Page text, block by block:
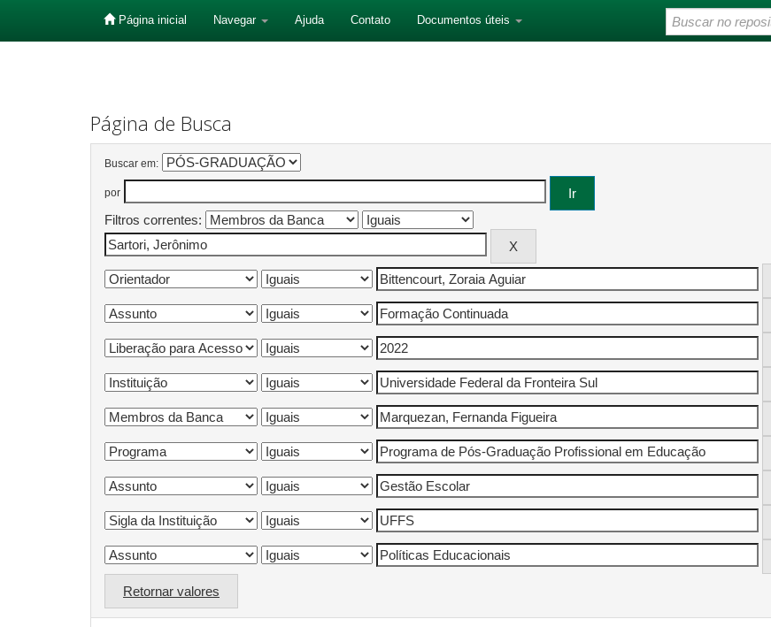
Página inicial Navegar Ajuda Contato Documentos úteis
Página de Busca
Buscar em:
por
Filtros correntes:
Retornar valores